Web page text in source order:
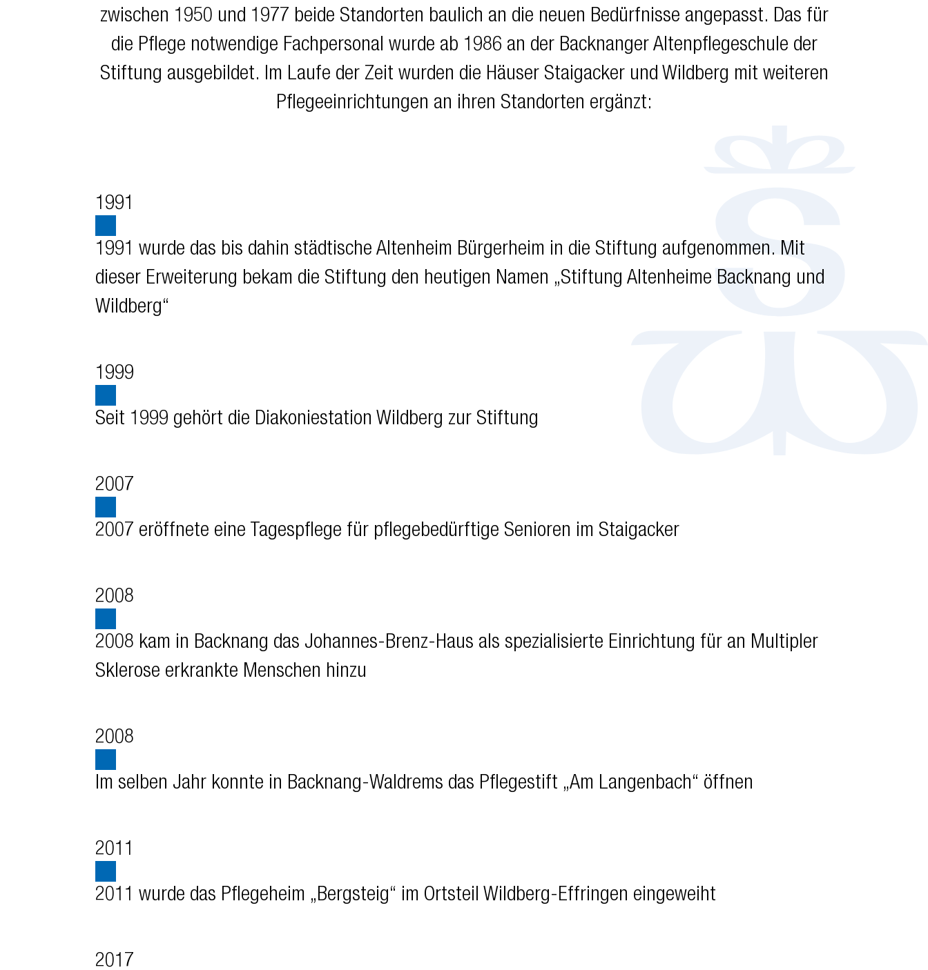
zwischen 1950 und 1977 beide Standorten baulich an die neuen Bedürfnisse angepasst. Das für
die Pflege notwendige Fachpersonal wurde ab 1986 an der Backnanger Altenpflegeschule der
Stiftung ausgebildet. Im Laufe der Zeit wurden die Häuser Staigacker und Wildberg mit weiteren
Pflegeeinrichtungen an ihren Standorten ergänzt:
1991
1991 wurde das bis dahin städtische Altenheim Bürgerheim in die Stiftung aufgenommen. Mit
dieser Erweiterung bekam die Stiftung den heutigen Namen „Stiftung Altenheime Backnang und
Wildberg“
1999
Seit 1999 gehört die Diakoniestation Wildberg zur Stiftung
2007
2007 eröffnete eine Tagespflege für pflegebedürftige Senioren im Staigacker
2008
2008 kam in Backnang das Johannes-Brenz-Haus als spezialisierte Einrichtung für an Multipler
Sklerose erkrankte Menschen hinzu
2008
Im selben Jahr konnte in Backnang-Waldrems das Pflegestift „Am Langenbach“ öffnen
2011
2011 wurde das Pflegeheim „Bergsteig“ im Ortsteil Wildberg-Effringen eingeweiht
2017